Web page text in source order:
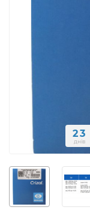
23
днів